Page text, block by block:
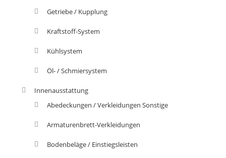
Getriebe / Kupplung
Kraftstoff-System
Kühlsystem
Öl- / Schmiersystem
Innenausstattung
Abedeckungen / Verkleidungen Sonstige
Armaturenbrett-Verkleidungen
Bodenbeläge / Einstiegsleisten